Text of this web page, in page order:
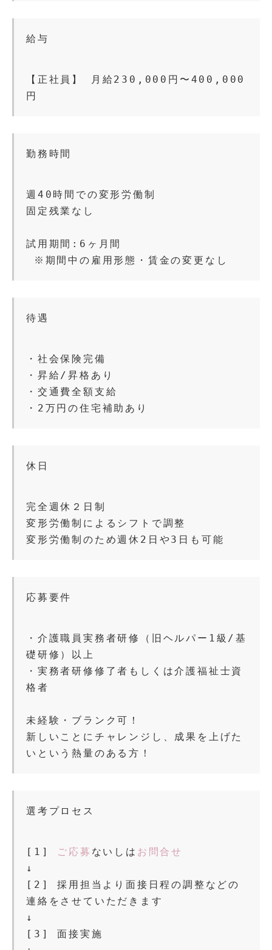
給与
【正社員】 月給230,000円〜400,000
円
勤務時間
週40時間での変形労働制
固定残業なし
試用期間:6ヶ月間
※期間中の雇用形態・賃金の変更なし
待遇
・社会保険完備
・昇給/昇格あり
・交通費全額支給
・2万円の住宅補助あり
休日
完全週休２日制
変形労働制によるシフトで調整
変形労働制のため週休2日や3日も可能
応募要件
・介護職員実務者研修（旧ヘルパー1級/基
礎研修）以上
・実務者研修修了者もしくは介護福祉士資
格者
未経験・ブランク可！
新しいことにチャレンジし、成果を上げた
いという熱量のある方！
選考プロセス
[1] ご応募 ないしは お問合せ
↓
[2] 採用担当より面接日程の調整などの
連絡をさせていただきます
↓
[3] 面接実施